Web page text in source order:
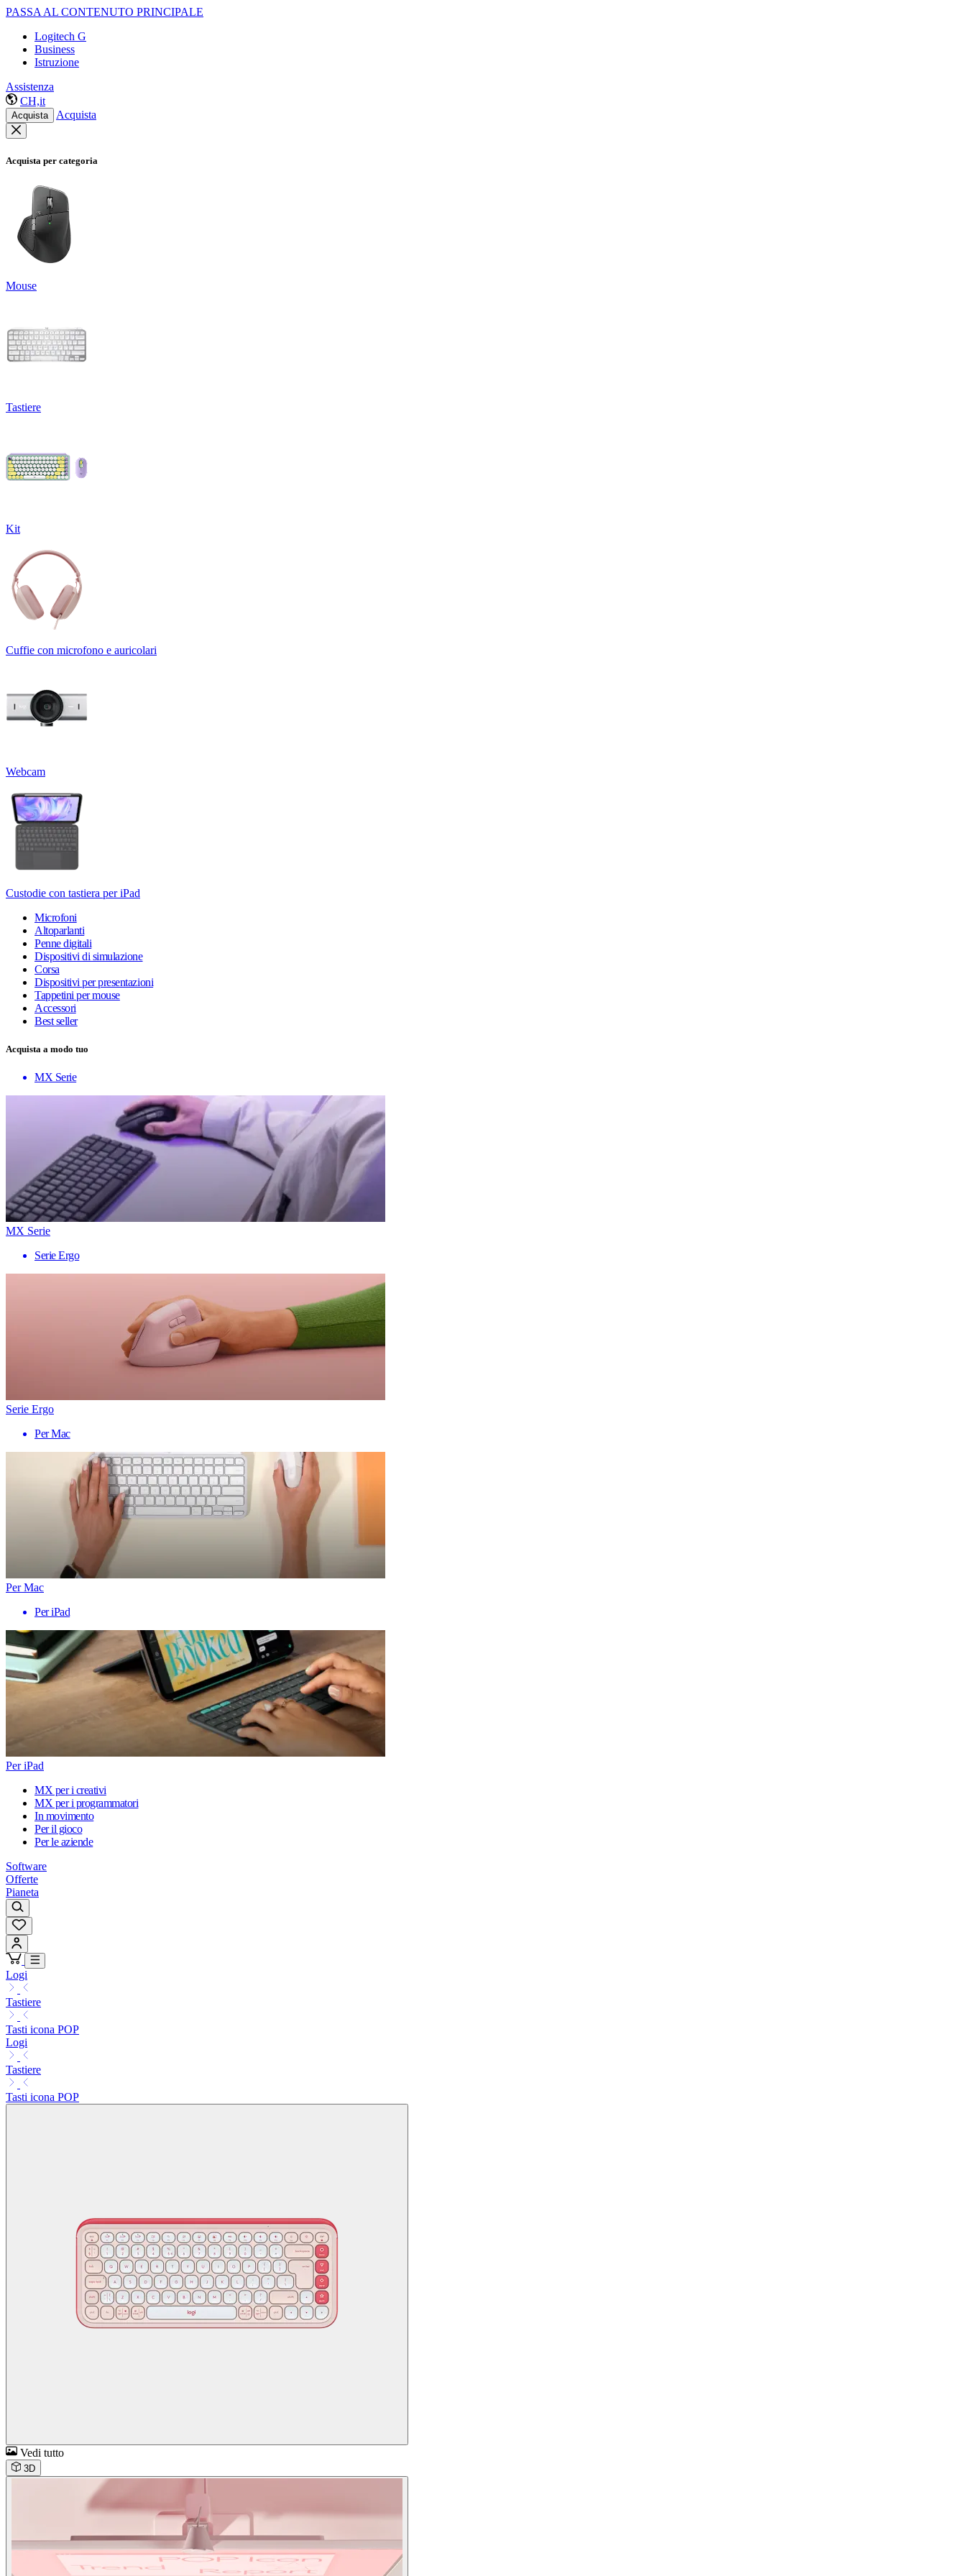
PASSA AL CONTENUTO PRINCIPALE
Logitech G
Business
Istruzione
Assistenza
CH,it
Acquista Acquista
Acquista per categoria
Mouse
Tastiere
Kit
Cuffie con microfono e auricolari
Webcam
Custodie con tastiera per iPad
Microfoni
Altoparlanti
Penne digitali
Dispositivi di simulazione
Corsa
Dispositivi per presentazioni
Tappetini per mouse
Accessori
Best seller
Acquista a modo tuo
MX Serie
MX Serie
Serie Ergo
Serie Ergo
Per Mac
Per Mac
Per iPad
Per iPad
MX per i creativi
MX per i programmatori
In movimento
Per il gioco
Per le aziende
Software
Offerte
Pianeta
Logi
Tastiere
Tasti icona POP
Logi
Tastiere
Tasti icona POP
Vedi tutto
3D